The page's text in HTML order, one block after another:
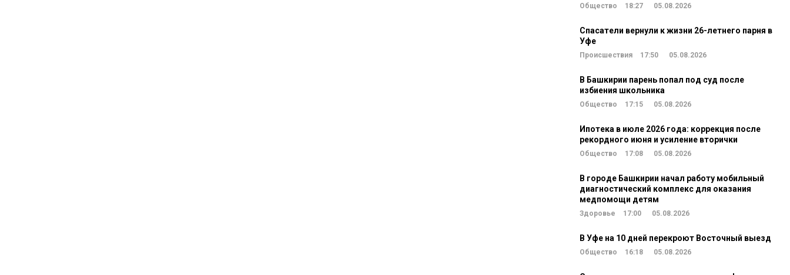
Общество 18:27 05.08.2026
Спасатели вернули к жизни 26-летнего парня в
Уфе
Происшествия 17:50 05.08.2026
В Башкирии парень попал под суд после
избиения школьника
Общество 17:15 05.08.2026
Ипотека в июле 2026 года: коррекция после
рекордного июня и усиление вторички
Общество 17:08 05.08.2026
В городе Башкирии начал работу мобильный
диагностический комплекс для оказания
медпомощи детям
Здоровье 17:00 05.08.2026
В Уфе на 10 дней перекроют Восточный выезд
Общество 16:18 05.08.2026